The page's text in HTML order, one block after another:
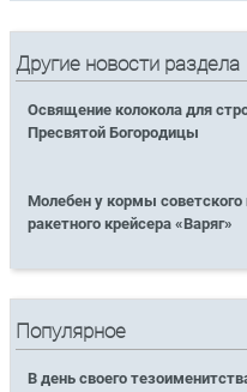
Другие новости раздела
Освящение колокола для
Пресвятой Богородицы
Молебен у кормы советского
ракетного крейсера «Варяг»
Популярное
В день своего